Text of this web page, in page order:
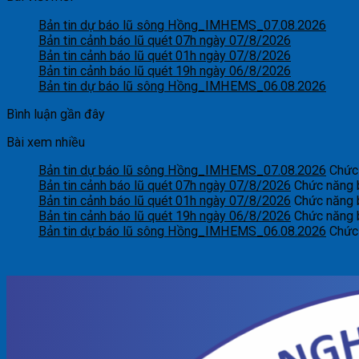
Bản tin dự báo lũ sông Hồng_IMHEMS_07.08.2026
Bản tin cảnh báo lũ quét 07h ngày 07/8/2026
Bản tin cảnh báo lũ quét 01h ngày 07/8/2026
Bản tin cảnh báo lũ quét 19h ngày 06/8/2026
Bản tin dự báo lũ sông Hồng_IMHEMS_06.08.2026
Bình luận gần đây
Bài xem nhiều
Bản tin dự báo lũ sông Hồng_IMHEMS_07.08.2026
Bản tin cảnh báo lũ quét 07h ngày 07/8/2026 Chức năng
Bản tin cảnh báo lũ quét 01h ngày 07/8/2026 Chức năng
Bản tin cảnh báo lũ quét 19h ngày 06/8/2026 Chức năng
Bản tin dự báo lũ sông Hồng_IMHEMS_06.08.2026